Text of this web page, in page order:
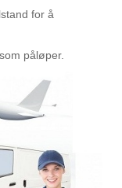
for å
påløper.